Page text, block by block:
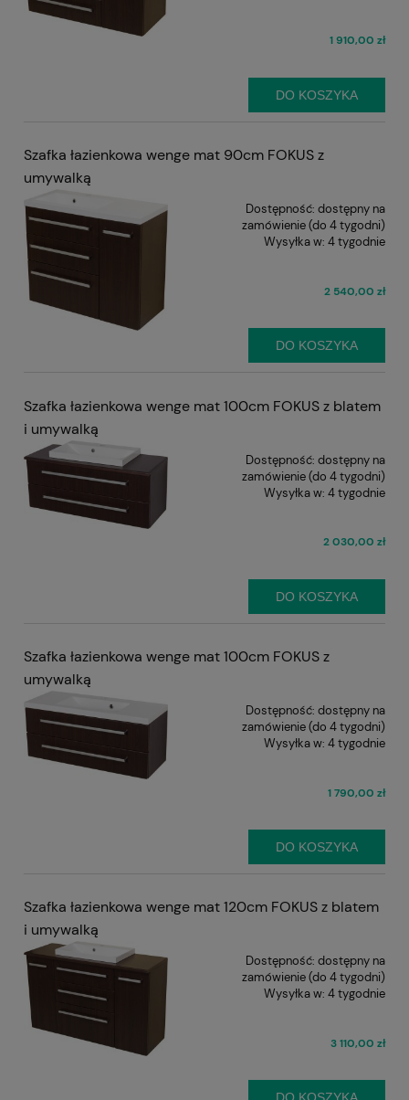
1 910,00 zł
DO KOSZYKA
Szafka łazienkowa wenge mat 90cm FOKUS z
umywalką
Dostępność: dostępny na
zamówienie (do 4 tygodni)
Wysyłka w: 4 tygodnie
2 540,00 zł
DO KOSZYKA
Szafka łazienkowa wenge mat 100cm FOKUS z blatem
i umywalką
Dostępność: dostępny na
zamówienie (do 4 tygodni)
Wysyłka w: 4 tygodnie
2 030,00 zł
DO KOSZYKA
Szafka łazienkowa wenge mat 100cm FOKUS z
umywalką
Dostępność: dostępny na
zamówienie (do 4 tygodni)
Wysyłka w: 4 tygodnie
1 790,00 zł
DO KOSZYKA
Szafka łazienkowa wenge mat 120cm FOKUS z blatem
i umywalką
Dostępność: dostępny na
zamówienie (do 4 tygodni)
Wysyłka w: 4 tygodnie
3 110,00 zł